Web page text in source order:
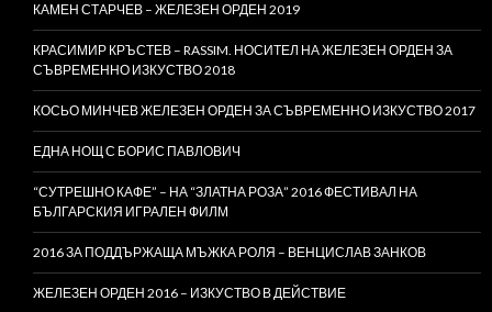
КАМЕН СТАРЧЕВ – ЖЕЛЕЗЕН ОРДЕН 2019
КРАСИМИР КРЪСТЕВ – RASSIM. НОСИТЕЛ НА ЖЕЛЕЗЕН ОРДЕН ЗА
СЪВРЕМЕННО ИЗКУСТВО 2018
КОСЬО МИНЧЕВ ЖЕЛЕЗЕН ОРДЕН ЗА СЪВРЕМЕННО ИЗКУСТВО 2017
ЕДНА НОЩ С БОРИС ПАВЛОВИЧ
“СУТРЕШНО КАФЕ” – НА “ЗЛАТНА РОЗА” 2016 ФЕСТИВАЛ НА
БЪЛГАРСКИЯ ИГРАЛЕН ФИЛМ
2016 ЗА ПОДДЪРЖАЩА МЪЖКА РОЛЯ – ВЕНЦИСЛАВ ЗАНКОВ
ЖЕЛЕЗЕН ОРДЕН 2016 – ИЗКУСТВО В ДЕЙСТВИЕ